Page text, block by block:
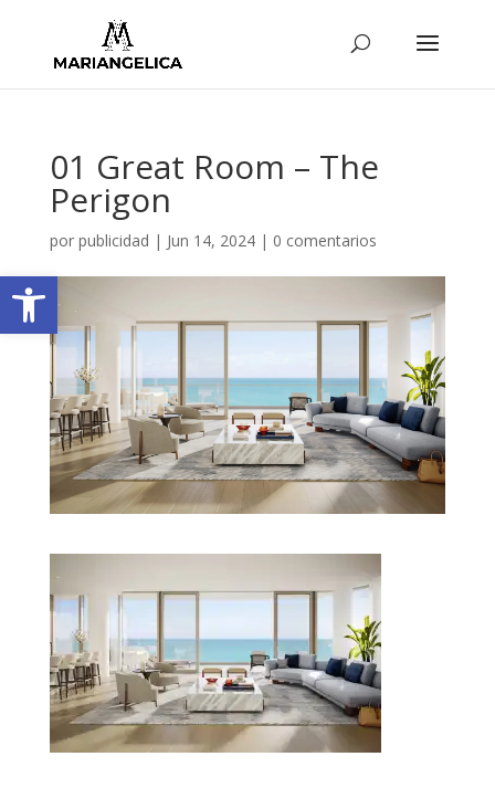
Abrir barra de herramientas
01 Great Room – The
Perigon
por publicidad | Jun 14, 2024| 0 comentarios